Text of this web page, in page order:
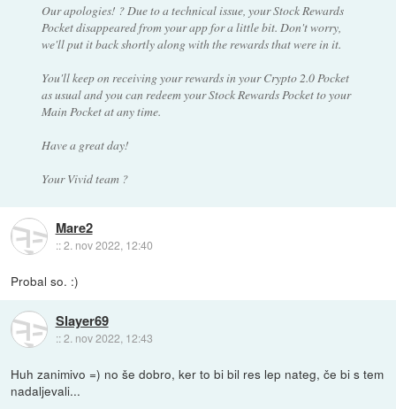
Our apologies! ? Due to a technical issue, your Stock Rewards
Pocket disappeared from your app for a little bit. Don't worry,
we'll put it back shortly along with the rewards that were in it.
You'll keep on receiving your rewards in your Crypto 2.0 Pocket
as usual and you can redeem your Stock Rewards Pocket to your
Main Pocket at any time.
Have a great day!
Your Vivid team ?
Mare2
::2. nov 2022, 12:40
Probal so. :)
Slayer69
::2. nov 2022, 12:43
Huh zanimivo =) no še dobro, ker to bi bil res lep nateg, če bi s tem
nadaljevali...